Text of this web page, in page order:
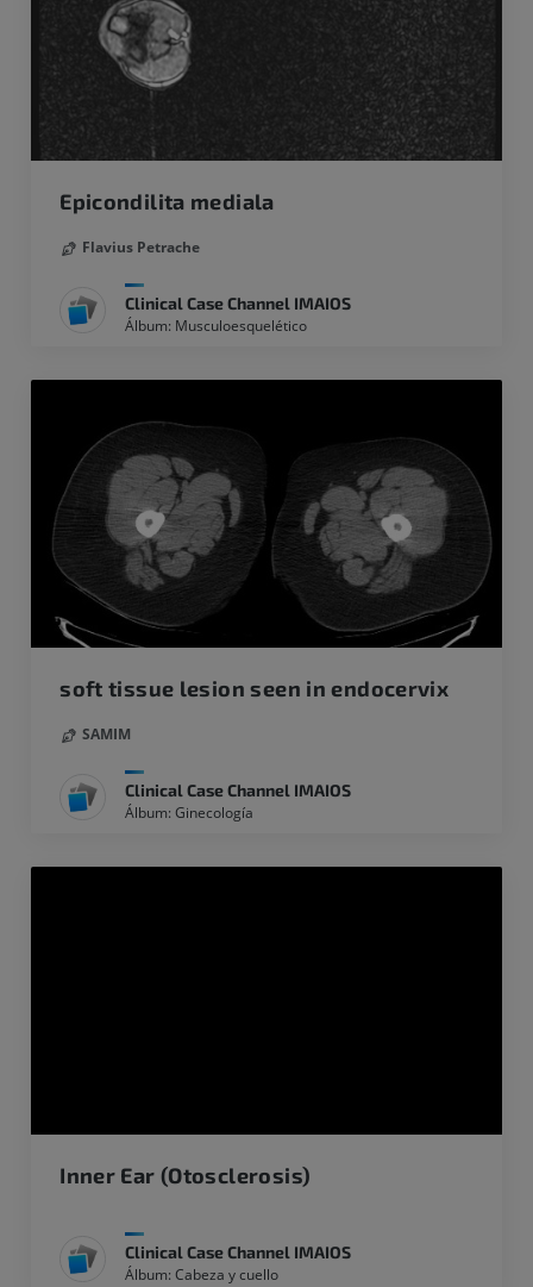
Epicondilita mediala
Flavius Petrache
Clinical Case Channel IMAIOS
Álbum: Musculoesquelético
soft tissue lesion seen in endocervix
SAMIM
Clinical Case Channel IMAIOS
Álbum: Ginecología
Inner Ear (Otosclerosis)
Clinical Case Channel IMAIOS
Álbum: Cabeza y cuello